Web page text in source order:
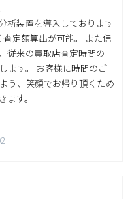
析装置を導入しております
定額算出が可能。 また信
従来の買取店査定時間の
ます。 お客様に時間のご
う、笑顔でお帰り頂くため
す。